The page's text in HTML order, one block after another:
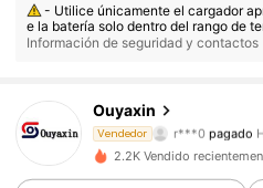
- Utilice únicamente el cargador
e la batería solo dentro del rango de
- Reemplazar la batería por una de
e provocar una explosión o la fuga de
Información de seguridad y contactos
Ouyaxin
Vendedor
4,42 576
4,42
r***0 pagado
2.2K Vendido